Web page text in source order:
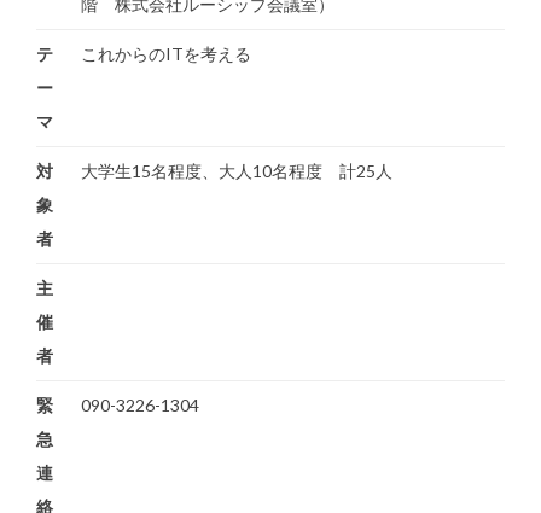
階 株式会社ルーシップ会議室）
テ
ー
マ
これからのITを考える
対
象
者
大学生15名程度、大人10名程度 計25人
主
催
者
緊
急
連
絡
090-3226-1304